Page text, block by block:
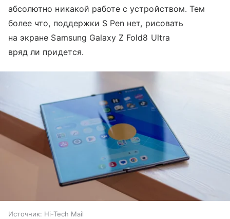
абсолютно никакой работе с устройством. Тем
более что, поддержки S Pen нет, рисовать
на экране Samsung Galaxy Z Fold8 Ultra
вряд ли придется.
Источник: Hi-Tech Mail